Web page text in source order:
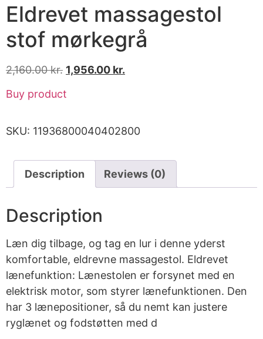
Eldrevet massagestol
stof mørkegrå
2,160.00kr. 1,956.00 kr.
Buy product
SKU: 11936800040402800
Description Reviews (0)
Description
Læn dig tilbage, og tag en lur i denne yderst
komfortable, eldrevne massagestol. Eldrevet
lænefunktion: Lænestolen er forsynet med en
elektrisk motor, som styrer lænefunktionen. Den
har 3 lænepositioner, så du nemt kan justere
ryglænet og fodstøtten med d